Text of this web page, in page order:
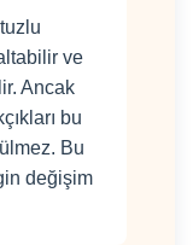
ve
Ancak
bu
Bu
değişim